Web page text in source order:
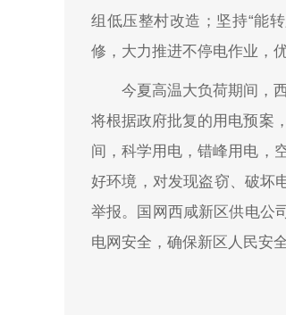
组低压整村改造；坚持“能
修，大力推进不停电作业，
今夏高温大负荷期间，
将根据政府批复的用电预案
间，科学用电，错峰用电，
好环境，对发现盗窃、破坏
举报。国网西咸新区供电公
电网安全，确保新区人民安